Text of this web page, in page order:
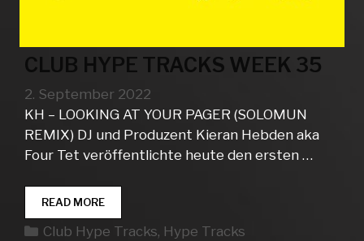
CLUB HYPE TRACKS WEEK 35
2. September 2022
KH – LOOKING AT YOUR PAGER (SOLOMUN
REMIX) DJ und Produzent Kieran Hebden aka
Four Tet veröffentlichte heute den ersten …
READ MORECLUB
HYPE
TRACKS
Kategorien
Club Hype Tracks, Hype Tracks